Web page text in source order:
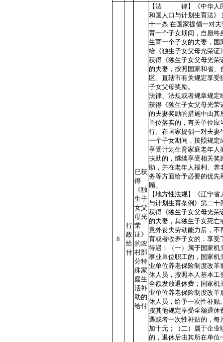
8
行
政
给
付
已获
得
《独
生子
女父
母光
荣
证》
的农
村部
分特
殊家
庭生
活补
助的
给付
【法 律】《中华人
和国人口与计划生育法》
十一条 在国家提倡一对夫
育一个子女期间，自愿终
生育一个子女的夫妻，国
给《独生子女父母光荣证
获得《独生子女父母光荣
的夫妻，按照国家和省、
区、直辖市有关规定享受
子女父母奖励。
法律、法规或者规章规定
获得《独生子女父母光荣
的夫妻奖励的措施中由其
单位落实的，有关单位应
行。在国家提倡一对夫妻
一个子女期间，按照规定
享受计划生育家庭老年人
扶助的，继续享受相关奖
助，并在老年人福利、养
务等方面给予必要的优先
顾。
【地方性法规】《辽宁省
与计划生育条例》第二十
获得《独生子女父母光荣
的夫妻，其独生子女死亡
意外丧失劳动能力后，不
育或者收养子女的，享受
待遇：（一）属于国家机
事业单位职工的，国家机
业单位养老保险制度改革
休人员，按照本人基本工
全额发放退休费；国家机
业单位养老保险制度改革
休人员，给予一次性补贴
按其他规定享受全额退休
遇或者一次性补贴的，每
加十元；（二）属于企业
的，退休后由其所在单位